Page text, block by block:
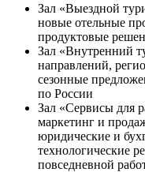
Зал «Выездной
новые отельные
продуктовые
Зал «Внутренний
направлений,
сезонные
по России
Зал «Сервисы для
маркетинг и
юридические и
технологические
повседневной